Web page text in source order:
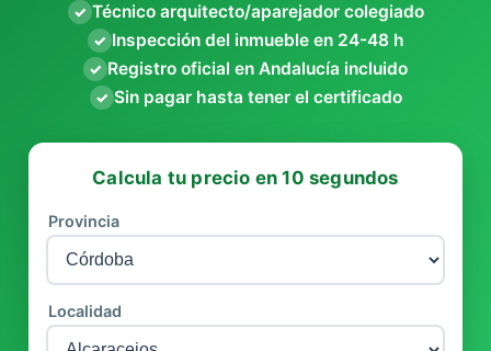
✓ Técnico arquitecto/aparejador colegiado
✓ Inspección del inmueble en 24-48 h
✓ Registro oficial en Andalucía incluido
✓ Sin pagar hasta tener el certificado
Calcula tu precio en 10 segundos
Provincia
Localidad